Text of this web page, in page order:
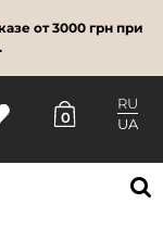
от 3000 грн при
0
RU
UA